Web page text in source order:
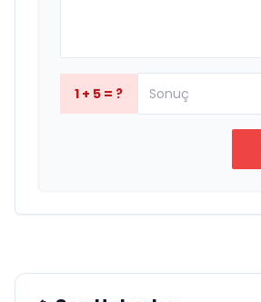
1 + 5 = ?